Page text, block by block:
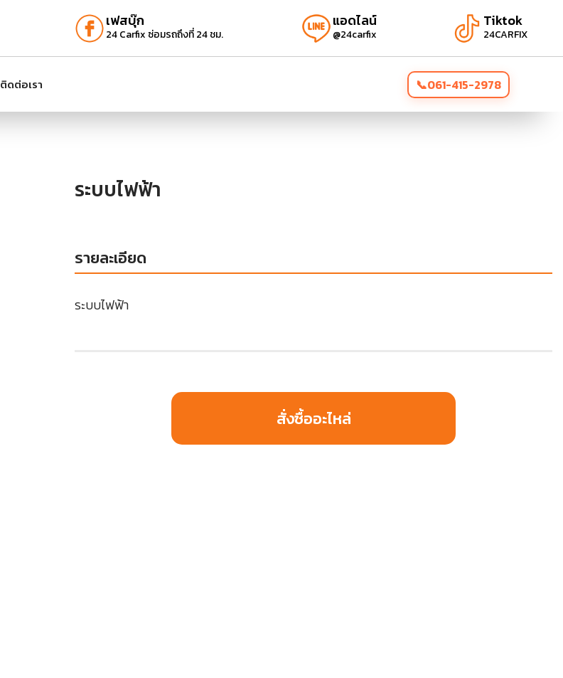
เฟสบุ๊ก
24 Carfix ซ่อมรถถึงที่ 24 ชม.
แอดไลน์
@24carfix
Tiktok
24CARFIX
ติดต่อเรา 061-415-2978
ระบบไฟฟ้า
รายละเอียด
ระบบไฟฟ้า
สั่งซื้ออะไหล่